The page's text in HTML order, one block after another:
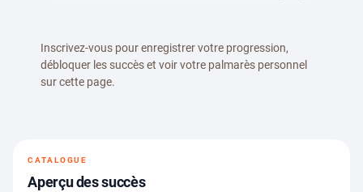
Inscrivez-vous pour enregistrer votre progression,
débloquer les succès et voir votre palmarès personnel
sur cette page.
CATALOGUE
Aperçu des succès